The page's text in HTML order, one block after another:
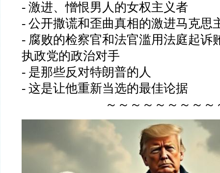
- 激进、憎恨男人的女权主义者
- 公开撒谎和歪曲真相的激进马克思
- 腐败的检察官和法官滥用法庭起诉
执政党的政治对手
- 是那些反对特朗普的人
- 这是让他重新当选的最佳论据
～～～～～～～～～